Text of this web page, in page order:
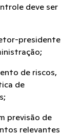
deve ser
presidente
de riscos,
de
previsão de
relevantes